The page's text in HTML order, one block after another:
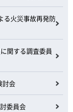
る火災事故再発防
関する調査委員
討会
委員会